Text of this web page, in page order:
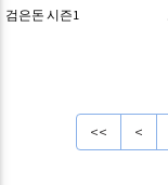
검은돈 시즌1
<< <